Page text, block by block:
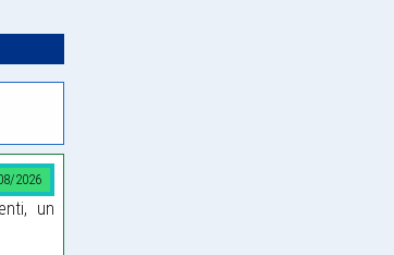
2026
un